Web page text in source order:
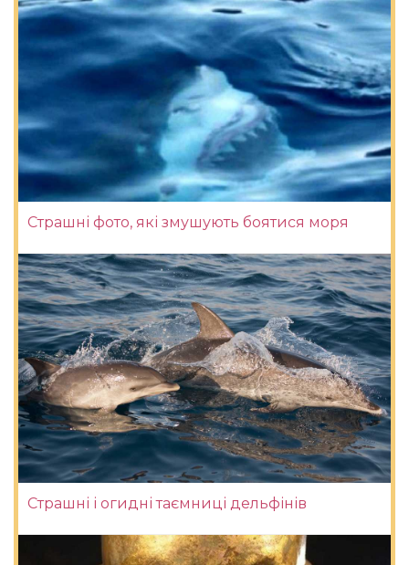
Страшні фото, які змушують боятися моря
Страшні і огидні таємниці дельфінів